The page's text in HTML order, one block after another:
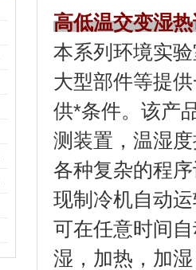
高低温交变湿
本系列环境实验
大型部件等提供
供*条件。该
测装置，温
各种复杂的程序设
现制冷机自动运转
可在任意时间自动
湿，加热